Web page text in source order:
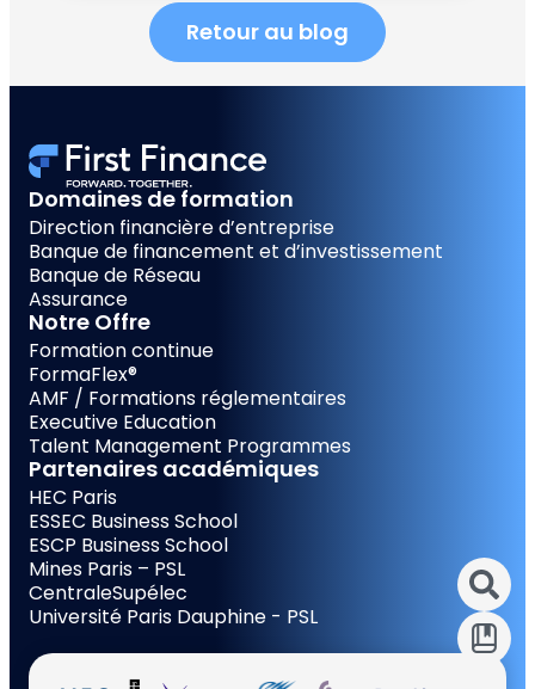
Retour au blog
Domaines de formation
Direction financière d’entreprise
Banque de financement et d’investissement
Banque de Réseau
Assurance
Notre Offre
Formation continue
FormaFlex®
AMF / Formations réglementaires
Executive Education
Talent Management Programmes
Partenaires académiques
HEC Paris
ESSEC Business School
ESCP Business School
Mines Paris – PSL
CentraleSupélec
Université Paris Dauphine - PSL